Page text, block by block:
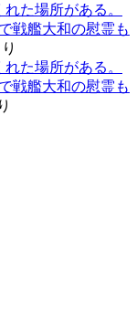
た場所がある。
戦艦大和の慰霊も
た場所がある。
戦艦大和の慰霊も